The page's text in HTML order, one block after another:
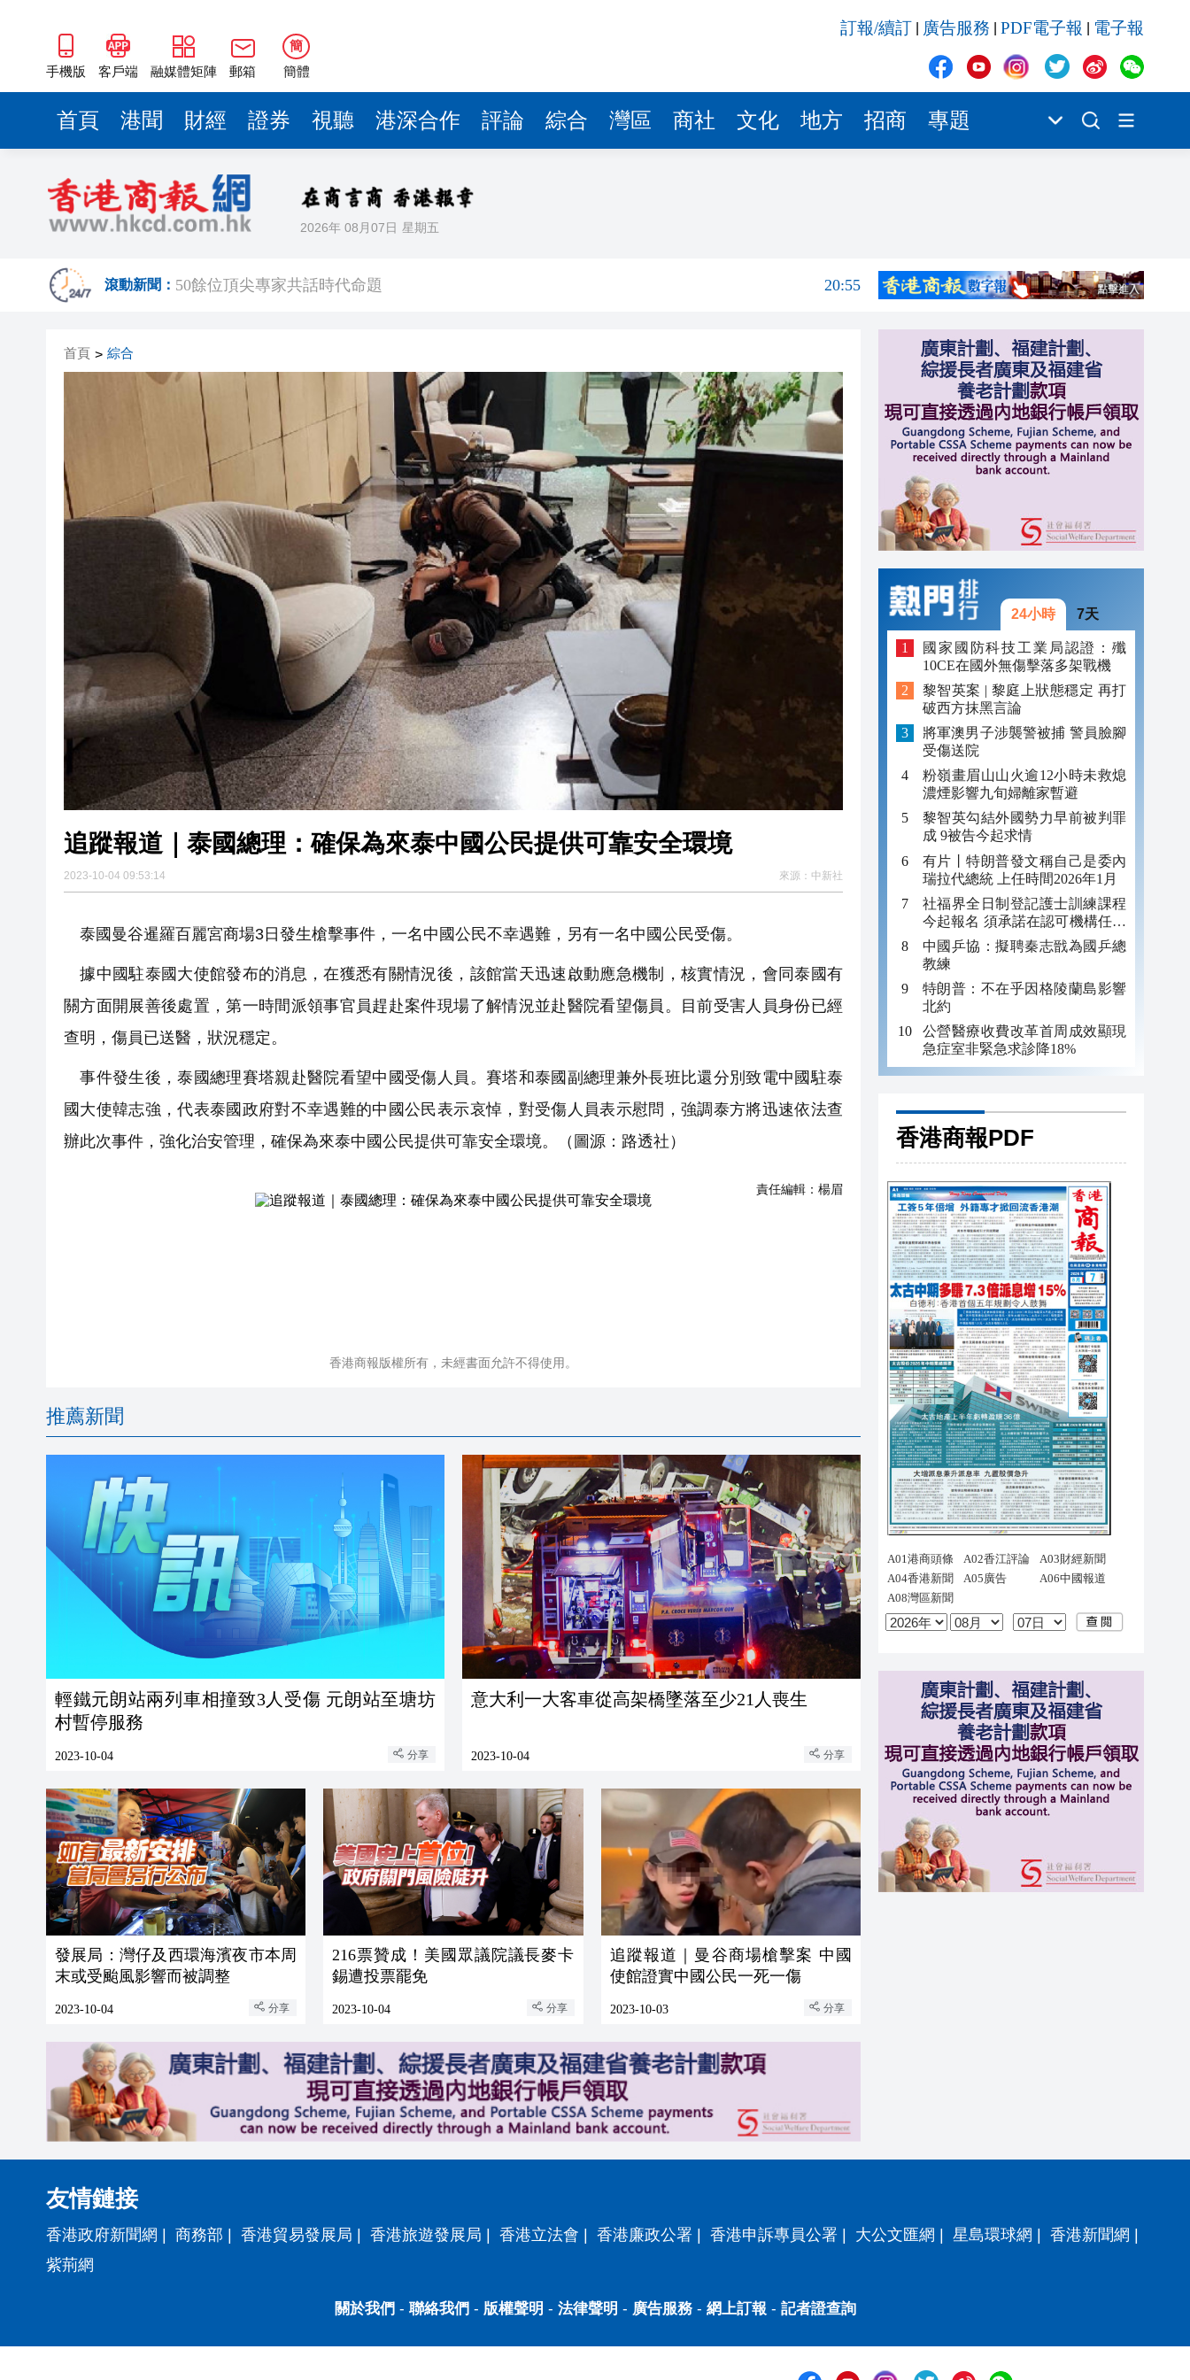
手機版 客戶端 融媒體矩陣 郵箱
簡
簡體
訂報/續訂 廣告服務 PDF電子報 電子報
首頁 港聞 財經 證券 視聽 港深合作 評論 綜合 灣區 商社 文化 地方 招商 專題
2026年 08月07日 星期五
滾動新聞：
海南澄邁文儒煥新升級 五組數據見證文儒沉香從傳統邁向現代
20:42
梁振英率港區全國政協委員考察團來瓊考察
2025年海南儋州以舊換新帶動消費約18億元
20:41
瀋陽鐵西校園閱讀活動解鎖閱讀新玩法
黎智英案｜吳良好：依法公正處理黎智英求情 罪證如山豈能妄想輕判
50餘位頂尖專家共話時代命題
20:55
2025年海南儋州以舊換新帶動消費約18億元
20:41
山東26戶省屬國企去年合計營收2.58萬億 利潤總額近936億
20:40
瀋陽鐵西校園閱讀活動解鎖閱讀新玩法
20:39
黎智英案｜吳良好：依法公正處理黎智英求情 罪證如山豈能妄想輕判
騰出更多時間專注做好宏福苑火災獨立委員會工作 李家超暫停3項公職委任
21:04
50餘位頂尖專家共話時代命題
海南澄邁文儒煥新升級 五組數據見證文儒沉香從傳統邁向現代
20:42
梁振英率港區全國政協委員考察團來瓊考察
20:42
2025年海南儋州以舊換新帶動消費約18億元
山東26戶省屬國企去年合計營收2.58萬億 利潤總額近936億
20:40
瀋陽鐵西校園閱讀活動解鎖閱讀新玩法
20:39
首頁 > 綜合
追蹤報道｜泰國總理：確保為來泰中國公民提供可靠安全環境
2023-10-04 09:53:14 來源： 中新社
泰國曼谷暹羅百麗宮商場3日發生槍擊事件，一名中國公民不幸遇難，另有一名中國公民受傷。
據中國駐泰國大使館發布的消息，在獲悉有關情況後，該館當天迅速啟動應急機制，核實情況，會同泰國有
關方面開展善後處置，第一時間派領事官員趕赴案件現場了解情況並赴醫院看望傷員。目前受害人員身份已經
查明，傷員已送醫，狀況穩定。
事件發生後，泰國總理賽塔親赴醫院看望中國受傷人員。賽塔和泰國副總理兼外長班比還分別致電中國駐泰
國大使韓志強，代表泰國政府對不幸遇難的中國公民表示哀悼，對受傷人員表示慰問，強調泰方將迅速依法查
辦此次事件，強化治安管理，確保為來泰中國公民提供可靠安全環境。（圖源：路透社）
責任編輯： 楊眉
香港商報版權所有，未經書面允許不得使用。
推薦新聞
輕鐵元朗站兩列車相撞致3人受傷 元朗站至塘坊
村暫停服務
2023-10-04 分享
意大利一大客車從高架橋墜落至少21人喪生
2023-10-04 分享
發展局：灣仔及西環海濱夜市本周
末或受颱風影響而被調整
2023-10-04 分享
216票贊成！美國眾議院議長麥卡
錫遭投票罷免
2023-10-04 分享
追蹤報道｜曼谷商場槍擊案 中國
使館證實中國公民一死一傷
2023-10-03 分享
24小時 7天
國家國防科技工業局認證：殲
10CE在國外無傷擊落多架戰機
黎智英案 | 黎庭上狀態穩定 再打
破西方抹黑言論
將軍澳男子涉襲警被捕 警員臉腳
受傷送院
粉嶺畫眉山山火逾12小時未救熄
濃煙影響九旬婦離家暫避
黎智英勾結外國勢力早前被判罪
成 9被告今起求情
有片丨特朗普發文稱自己是委內
瑞拉代總統 上任時間2026年1月
社福界全日制登記護士訓練課程
今起報名 須承諾在認可機構任職
至少三年
中國乒協：擬聘秦志戩為國乒總
教練
特朗普：不在乎因格陵蘭島影響
北約
公營醫療收費改革首周成效顯現
急症室非緊急求診降18%
香港商報PDF
友情鏈接
香港政府新聞網 商務部 香港貿易發展局 香港旅遊發展局 香港立法會 香港廉政公署 香港申訴專員公署 大公文匯網 星島環球網 香港新聞網
紫荊網
關於我們 - 聯絡我們 - 版權聲明 - 法律聲明 - 廣告服務- 網上訂報 - 記者證查詢